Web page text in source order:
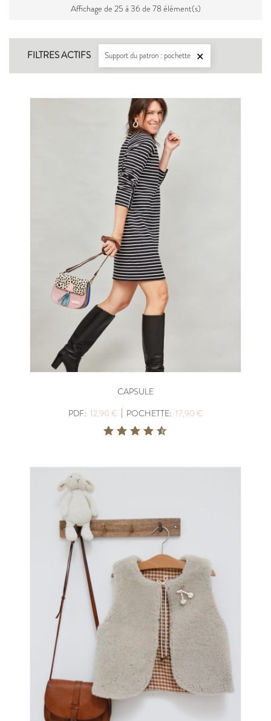
Affichage de 25 à 36 de 78 élément(s)
FILTRES ACTIFS Support du patron : pochette 
CAPSULE
PDF: 12,90 € | POCHETTE: 17,90 €